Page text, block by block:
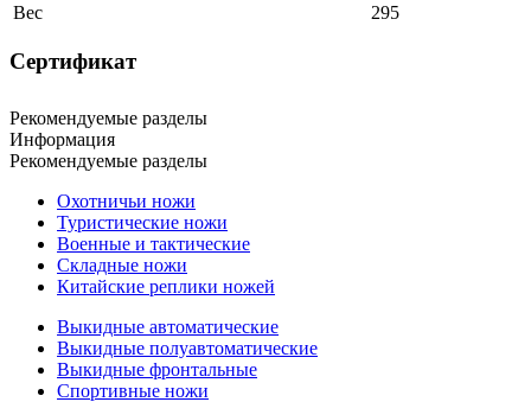
Вес
295
Сертификат
Рекомендуемые разделы
Информация
Рекомендуемые разделы
Охотничьи ножи
Туристические ножи
Военные и тактические
Складные ножи
Китайские реплики ножей
Выкидные автоматические
Выкидные полуавтоматические
Выкидные фронтальные
Спортивные ножи